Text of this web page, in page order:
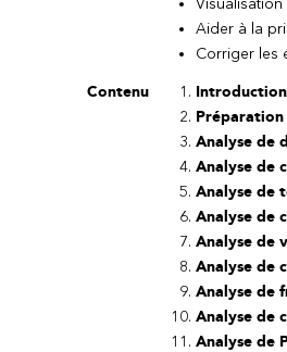
Aider à la
Corriger les
Contenu
Introduction
Préparation
Analyse de
Analyse de
Analyse de
Analyse de
Analyse de
Analyse de
Analyse de
Analyse de
Analyse de